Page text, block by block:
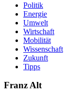
Politik
Energie
Umwelt
Wirtschaft
Mobilität
Wissenschaft
Zukunft
Tipps
Franz Alt